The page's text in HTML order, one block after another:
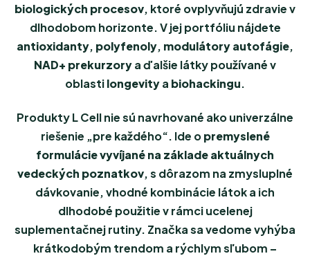
biologických procesov, ktoré ovplyvňujú zdravie v
dlhodobom horizonte. V jej portfóliu nájdete
antioxidanty, polyfenoly, modulátory autofágie,
NAD+ prekurzorya ďalšie látky používané v
oblastilongevitya biohackingu.
Produkty L Cell nie sú navrhované ako univerzálne
riešenie „pre každého“. Ide opremyslené
formulácie vyvíjané na základe aktuálnych
vedeckých poznatkov, s dôrazom na zmysluplné
dávkovanie, vhodné kombinácie látok a ich
dlhodobé použitie v rámci ucelenej
suplementačnej rutiny. Značka sa vedome vyhýba
krátkodobým trendom a rýchlym sľubom –